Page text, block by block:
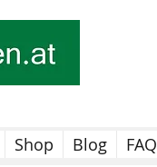
Shop Blog FAQ